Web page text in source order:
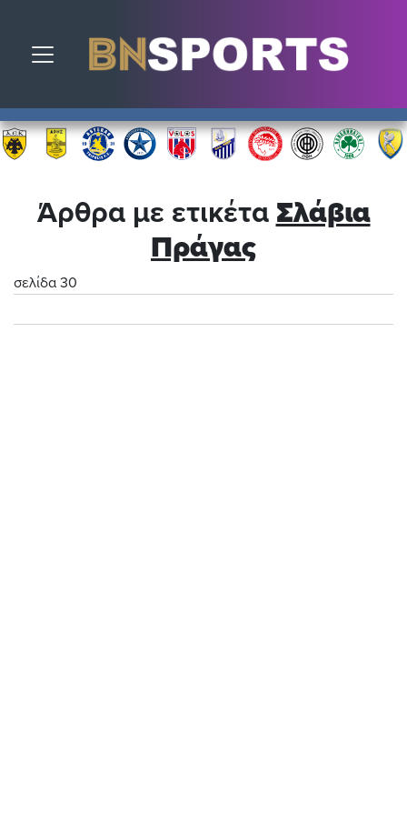
Toggle navigation
Άρθρα με ετικέτα Σλάβια
Πράγας
σελίδα 30